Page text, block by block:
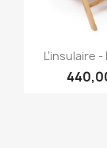

L’insulaire